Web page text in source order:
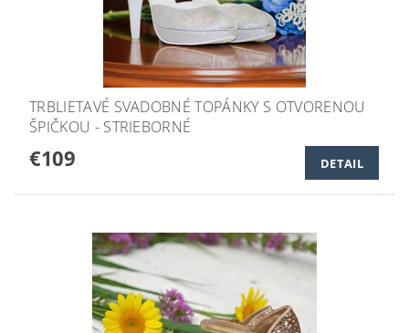
TRBLIETAVÉ SVADOBNÉ TOPÁNKY S OTVORENOU
ŠPIČKOU - STRIEBORNÉ
€109 DETAIL